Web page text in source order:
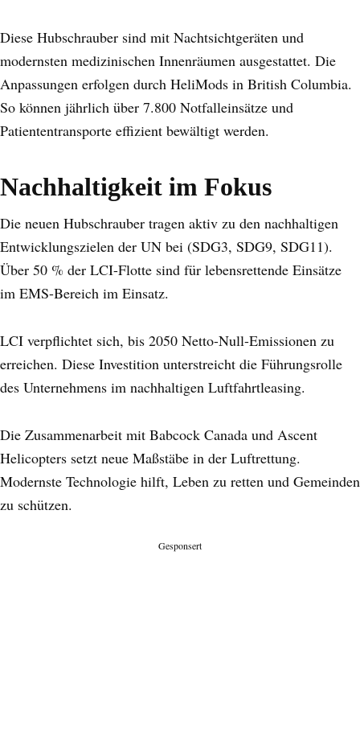
Diese Hubschrauber sind mit Nachtsichtgeräten und
modernsten medizinischen Innenräumen ausgestattet. Die
Anpassungen erfolgen durch HeliMods in British Columbia.
So können jährlich über 7.800 Notfalleinsätze und
Patiententransporte effizient bewältigt werden.
Nachhaltigkeit im Fokus
Die neuen Hubschrauber tragen aktiv zu den nachhaltigen
Entwicklungszielen der UN bei (SDG3, SDG9, SDG11).
Über 50 % der LCI-Flotte sind für lebensrettende Einsätze
im EMS-Bereich im Einsatz.
LCI verpflichtet sich, bis 2050 Netto-Null-Emissionen zu
erreichen. Diese Investition unterstreicht die Führungsrolle
des Unternehmens im nachhaltigen Luftfahrtleasing.
Die Zusammenarbeit mit Babcock Canada und Ascent
Helicopters setzt neue Maßstäbe in der Luftrettung.
Modernste Technologie hilft, Leben zu retten und Gemeinden
zu schützen.
Gesponsert